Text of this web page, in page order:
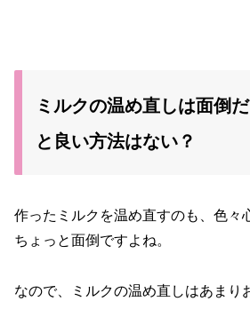
ミルクの温め直しは面倒
と良い方法はない？
作ったミルクを温め直すのも、色々
ちょっと面倒ですよね。
なので、ミルクの温め直しはあまり